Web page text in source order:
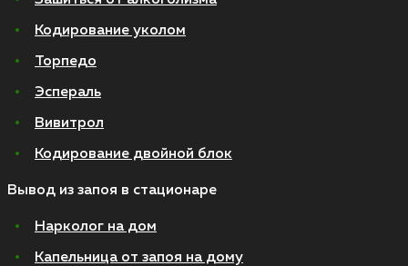
Кодирование уколом
Торпедо
Эспераль
Вивитрол
Кодирование двойной блок
Вывод из запоя в стационаре
Нарколог на дом
Капельница от запоя на дому